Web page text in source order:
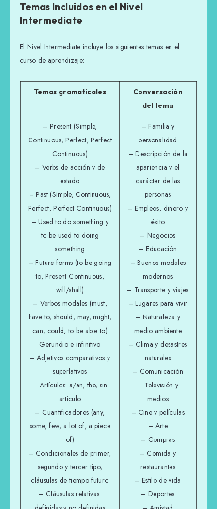
Temas Incluidos en el Nivel
Intermediate
El Nivel Intermediate incluye los siguientes temas en el
curso de aprendizaje:
Temas gramaticales
Conversación
del tema
– Present (Simple,
Continuous, Perfect, Perfect
Continuous)
– Verbs de acción y de
estado
– Past (Simple, Continuous,
Perfect, Perfect Continuous)
– Used to do something y
to be used to doing
something
– Future forms (to be going
to, Present Continuous,
will/shall)
– Verbos modales (must,
have to, should, may, might,
can, could, to be able to)
Gerundio e infinitivo
– Adjetivos comparativos y
superlativos
– Artículos: a/an, the, sin
artículo
– Cuantificadores (any,
some, few, a lot of, a piece
of)
– Condicionales de primer,
segundo y tercer tipo,
cláusulas de tiempo futuro
– Cláusulas relativas:
– Familia y
personalidad
– Descripción de la
apariencia y el
carácter de las
personas
– Empleos, dinero y
éxito
– Negocios
– Educación
– Buenos modales
modernos
– Transporte y viajes
– Lugares para vivir
– Naturaleza y
medio ambiente
– Clima y desastres
naturales
– Comunicación
– Televisión y
medios
– Cine y películas
– Arte
– Compras
– Comida y
restaurantes
– Estilo de vida
– Deportes